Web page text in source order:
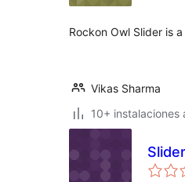
Rockon Owl Slider is
Vikas Sharma
10+ instalaciones